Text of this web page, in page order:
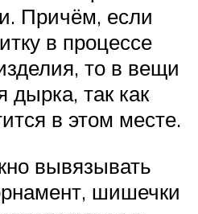
Причём, если
в процессе
то в вещи
дырка, так как
в этом месте.
вывязывать
шишечки